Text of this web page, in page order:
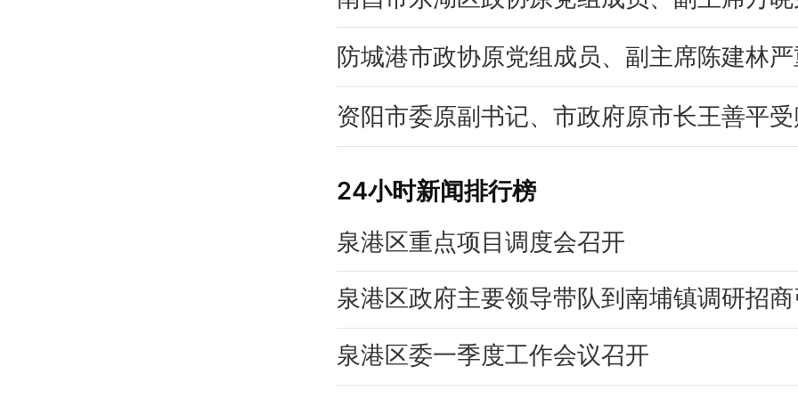
防城港市政协原党组成员、副主席陈建林
资阳市委原副书记、市政府原市长王善平
24小时新闻排行榜
泉港区重点项目调度会召开
泉港区委一季度工作会议召开